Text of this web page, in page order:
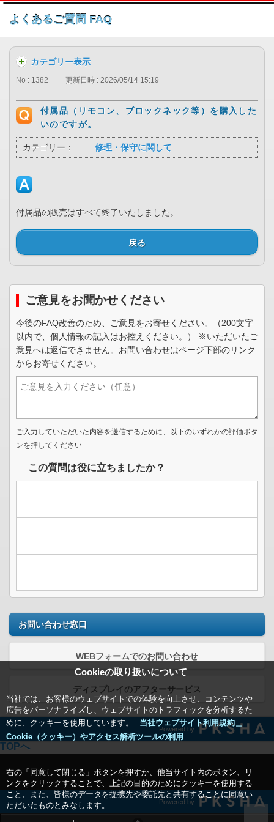
このページの本文へ
よくあるご質問 FAQ
Cookieの取り扱いについて
当社では、お客様のウェブサイトでの体験を向上させ、コンテンツや
広告をパーソナライズし、ウェブサイトのトラフィックを分析するた
めに、クッキーを使用しています。
当社ウェブサイト利用規約＿
Cookie（クッキー）やアクセス解析ツールの利用
右の「同意して閉じる」ボタンを押すか、他当サイト内のボタン、リ
ンクをクリックすることで、上記の目的のためにクッキーを使用する
こと、また、皆様のデータを提携先や委託先と共有することに同意い
ただいたものとみなします。
カテゴリー表示
No : 1382 更新日時 : 2026/05/14 15:19
付属品（リモコン、ブロックネック等）を購入した
いのですが。
カテゴリー： 修理・保守に関して
付属品の販売はすべて終了いたしました。
戻る
ご意見をお聞かせください
今後のFAQ改善のため、ご意見をお寄せください。（200文字
以内で、個人情報の記入はお控えください。） ※いただいたご
意見へは返信できません。お問い合わせはページ下部のリンク
からお寄せください。
ご入力していただいた内容を送信するために、以下のいずれかの評価ボタ
ンを押してください
この質問は役に立ちましたか？
お問い合わせ窓口
WEBフォームでのお問い合わせ
ディスプレイのアフターサービス
Powered by
TOPへ
Powered by